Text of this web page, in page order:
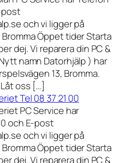
post
och vi ligger på
Öppet tider Starta
dej. Vi reparera din PC &
namn Datorhjälp ) har
13, Bromma.
oss […]
Tel 08 37 21 00
PC Service har
och E-post
och vi ligger på
Öppet tider Starta
dej. Vi reparera din PC &